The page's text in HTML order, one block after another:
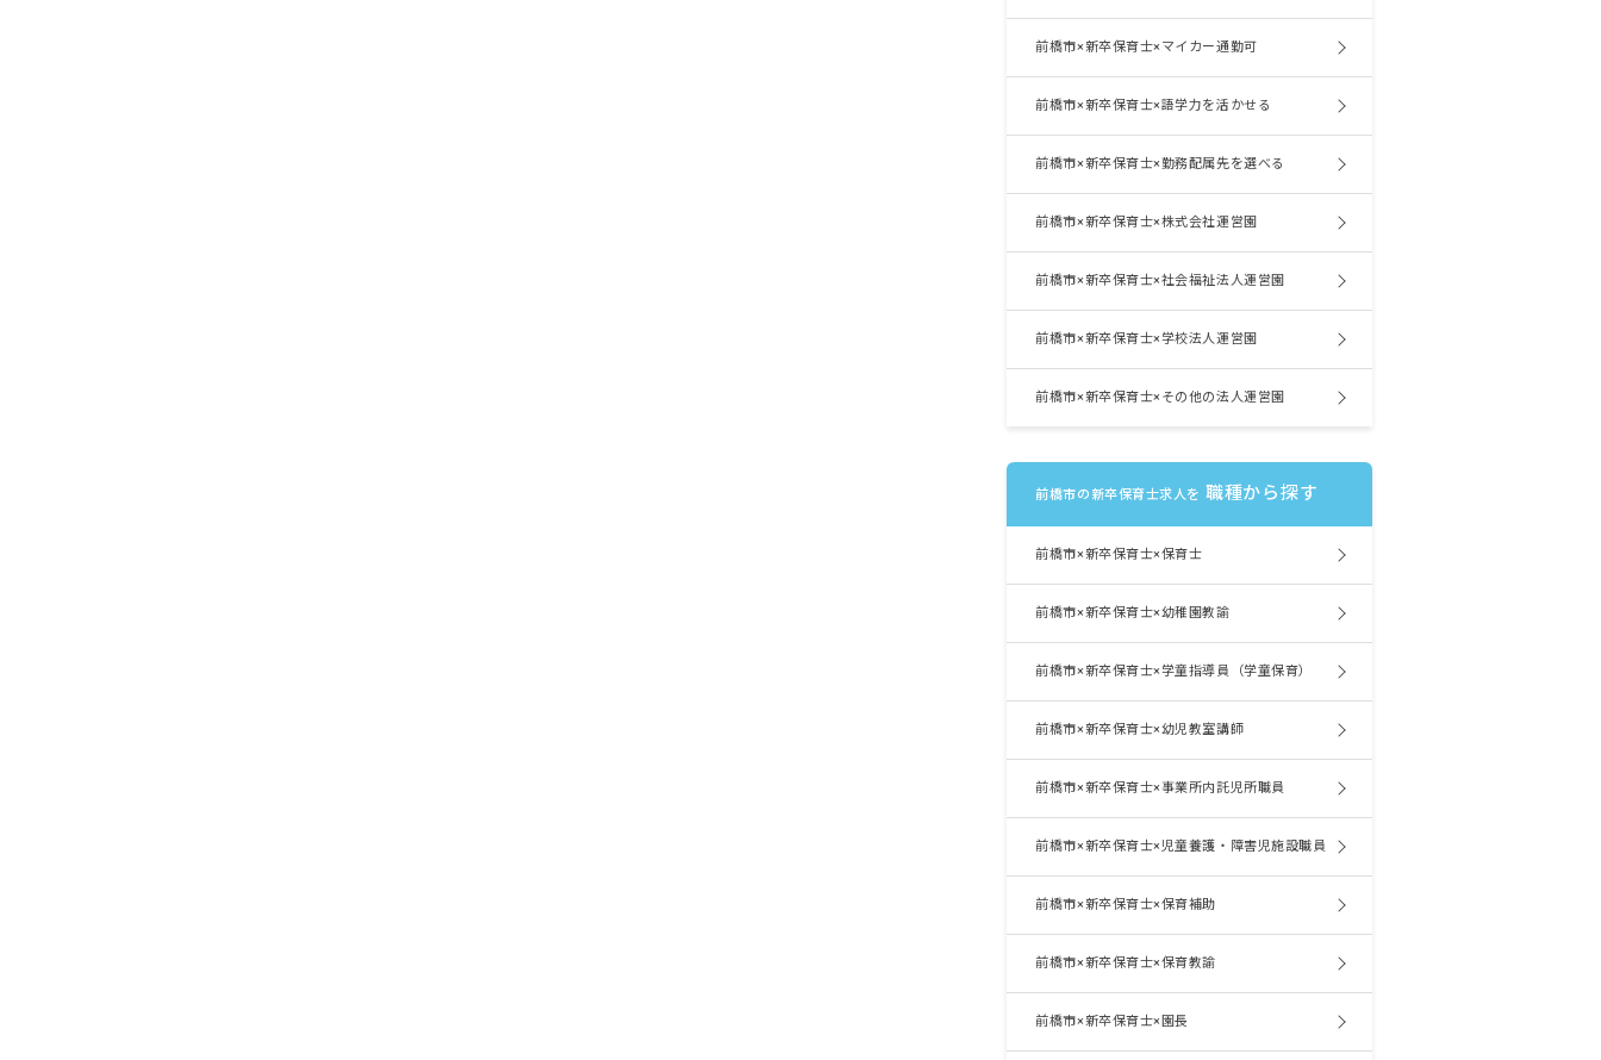
前橋市×新卒保育士×マイカー通勤可
前橋市×新卒保育士×語学力を活かせる
前橋市×新卒保育士×勤務配属先を選べる
前橋市×新卒保育士×株式会社運営園
前橋市×新卒保育士×社会福祉法人運営園
前橋市×新卒保育士×学校法人運営園
前橋市×新卒保育士×その他の法人運営園
前橋市の新卒保育士求人を 職種から探す
前橋市×新卒保育士×保育士
前橋市×新卒保育士×幼稚園教諭
前橋市×新卒保育士×学童指導員（学童保育）
前橋市×新卒保育士×幼児教室講師
前橋市×新卒保育士×事業所内託児所職員
前橋市×新卒保育士×児童養護・障害児施設職員
前橋市×新卒保育士×保育補助
前橋市×新卒保育士×保育教諭
前橋市×新卒保育士×園長